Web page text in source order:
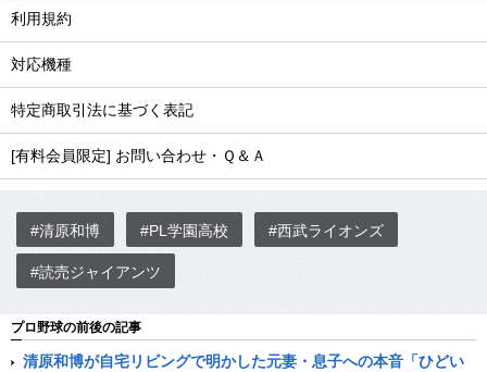
利用規約
対応機種
特定商取引法に基づく表記
[有料会員限定] お問い合わせ・Ｑ＆Ａ
#清原和博 #PL学園高校 #西武ライオンズ
#読売ジャイアンツ
プロ野球の前後の記事
清原和博が自宅リビングで明かした元妻・息子への本音「ひどい